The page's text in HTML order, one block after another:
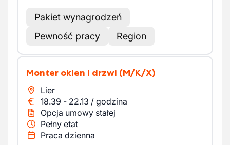
Pakiet wynagrodzeń
Pewność pracy
Region
Monter okien i drzwi (M/K/X)
Lier
18.39 - 22.13 / godzina
Opcja umowy stałej
Pełny etat
Praca dzienna